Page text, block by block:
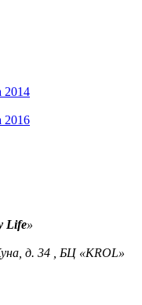
Life»
д. 34 , БЦ «KROL»